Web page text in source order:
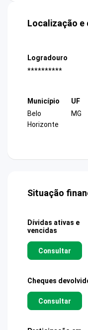
Localização
Logradouro
**********
Município
Belo
Horizonte
UF
MG
Situação
Dívidas ativas e
vencidas
Consultar
Cheques
Consultar